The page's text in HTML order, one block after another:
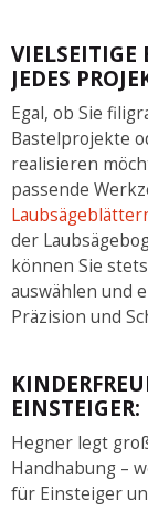
JEDES
Egal, ob Sie
Bastelprojekte
realisieren
passende
der
können Sie
auswählen und
Präzision und
Hegner legt
Handhabung –
für Einsteiger